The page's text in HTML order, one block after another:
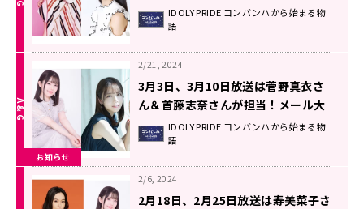
募集！！ 『IDOLY PRIDEコンバンハ
から始まる物語』
IDOLY PRIDE コンバンハから始まる物
語
お知らせ
2/21, 2024
3月3日、3月10日放送は菅野真衣さ
ん＆首藤志奈さんが担当！メール大
募集！！ 『IDOLY PRIDEコンバンハ
から始まる物語』
IDOLY PRIDE コンバンハから始まる物
語
2/6, 2024
2月18日、2月25日放送は寿美菜子さ